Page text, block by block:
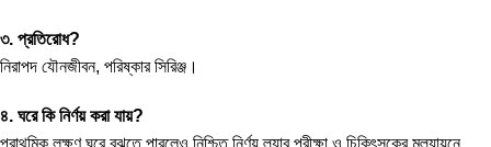
৩. প্রতিরোধ?
নিরাপদ যৌনজীবন, পরিষ্কার সিরিঞ্জ।
৪. ঘরে কি নির্ণয় করা যায়?
প্রাথমিক লক্ষণ ঘরে বুঝতে পারলেও নিশ্চিত নির্ণয় ল্যাব পরীক্ষা ও চিকিৎসকের মূল্যায়নে